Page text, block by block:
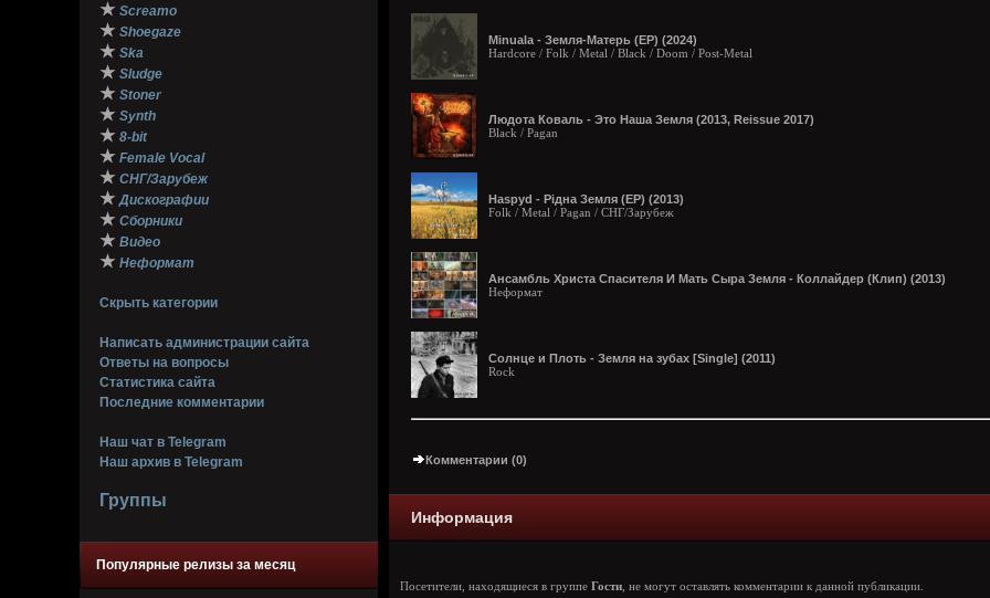
★ Screamo
★ Shoegaze
★ Ska
★ Sludge
★ Stoner
★ Synth
★ 8-bit
★ Female Vocal
★ СНГ/Зарубеж
★ Дискографии
★ Сборники
★ Видео
★ Неформат
Скрыть категории
Написать администрации сайта
Ответы на вопросы
Статистика сайта
Последние комментарии
Наш чат в Telegram
Наш архив в Telegram
Группы
Популярные релизы за месяц
Minuala - Земля-Матерь (EP) (2024)
Hardcore / Folk / Metal / Black / Doom / Post-Metal
Людота Коваль - Это Наша Земля (2013, Reissue 2017)
Black / Pagan
Haspyd - Рідна Земля (EP) (2013)
Folk / Metal / Pagan / СНГ/Зарубеж
Ансамбль Христа Спасителя И Мать Сыра Земля - Коллайдер (Клип) (2013)
Неформат
Солнце и Плоть - Земля на зубах [Single] (2011)
Rock
Комментарии (0)
Информация
Посетители, находящиеся в группе Гости , не могут оставлять комментарии к данной публикации.